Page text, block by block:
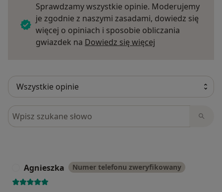
Sprawdzamy wszystkie opinie. Moderujemy
je zgodnie z naszymi zasadami, dowiedz się
więcej o opiniach i sposobie obliczania
gwiazdek na Dowiedz się więcej
Szukaj w opiniach
Agnieszka Numer telefonu zweryfikowany